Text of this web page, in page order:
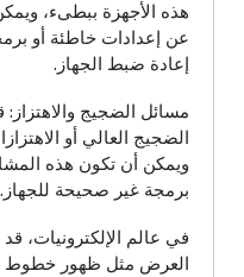
هذه الأجهزة ببطىء،
عن إعدادات خاطئة أو
إعادة ضبط الجهاز.
مسائل الضجيج
الضجيج العالي أو
ويمكن أن تكون هذه
برمجة غير صحيحة للجهاز.
في عالم الإلكترونيات،
العرض مثل ظهور خطوط